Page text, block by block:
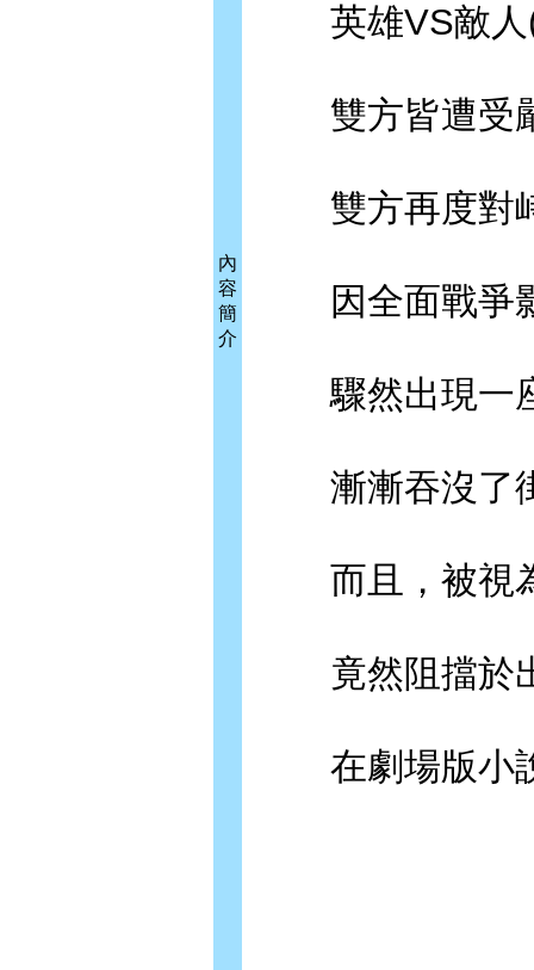
內
容
簡
介
英雄VS敵人
雙方皆遭受嚴
雙方再度對峙
因全面戰爭影
驟然出現一座
漸漸吞沒了
而且，被視為
竟然阻擋於
在劇場版小說